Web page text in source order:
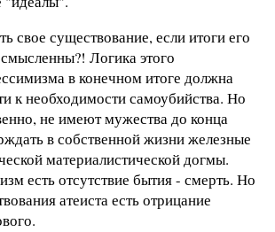
свое существование, если итоги его
Логика этого
в конечном итоге должна
к необходимости самоубийства. Но
не имеют мужества до конца
в собственной жизни железные
материалистической догмы.
есть отсутствие бытия - смерть. Но
атеиста есть отрицание